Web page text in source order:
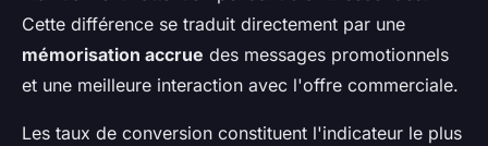
Cette différence se traduit directement par une
mémorisation accrue des messages promotionnels
et une meilleure interaction avec l'offre commerciale.
Les taux de conversion constituent l'indicateur le plus